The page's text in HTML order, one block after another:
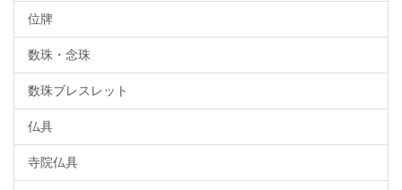
位牌
数珠・念珠
数珠ブレスレット
仏具
寺院仏具